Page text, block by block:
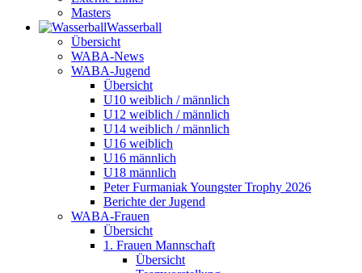
Masters
Wasser­ball
Übersicht
WABA-News
WABA-Jugend
Übersicht
U10 weiblich / männlich
U12 weiblich / männlich
U14 weiblich / männlich
U16 weiblich
U16 männlich
U18 männlich
Peter Furmaniak Youngster Trophy 2026
Berichte der Jugend
WABA-Frauen
Übersicht
1. Frauen Mannschaft
Übersicht